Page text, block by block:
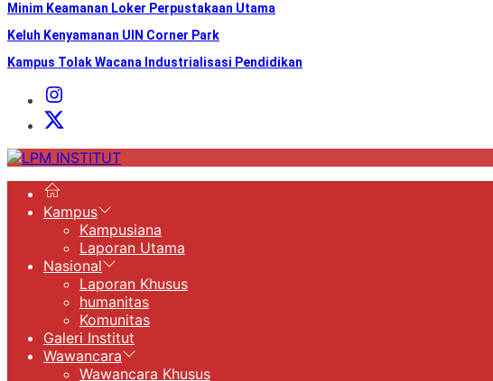
Minim Keamanan Loker Perpustakaan Utama
Keluh Kenyamanan UIN Corner Park
Kampus Tolak Wacana Industrialisasi Pendidikan
Instagram
Institut
X
LPM
Kampus
Kampusiana
Laporan Utama
Nasional
Laporan Khusus
humanitas
Komunitas
Galeri Institut
Wawancara
Wawancara Khusus